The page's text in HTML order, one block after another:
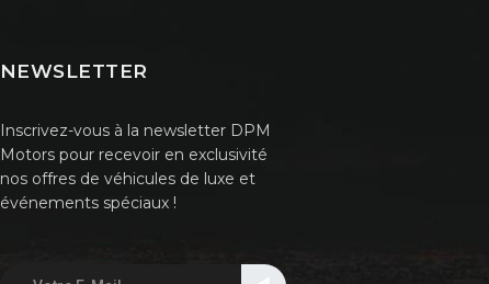
NEWSLETTER
Inscrivez-vous à la newsletter DPM
Motors pour recevoir en exclusivité
nos offres de véhicules de luxe et
événements spéciaux !